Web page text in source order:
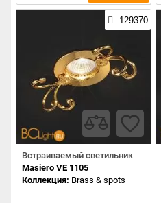
129370
Встраиваемый светильник
Masiero VE 1105
Коллекция: Brass & spots